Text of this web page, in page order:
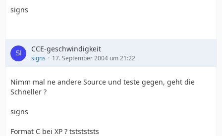
signs
CCE-geschwindigkeit
signs 17. September 2004 um 21:22
Nimm mal ne andere Source und teste gegen, geht die
Schneller ?
signs
Format C bei XP ? tststststs